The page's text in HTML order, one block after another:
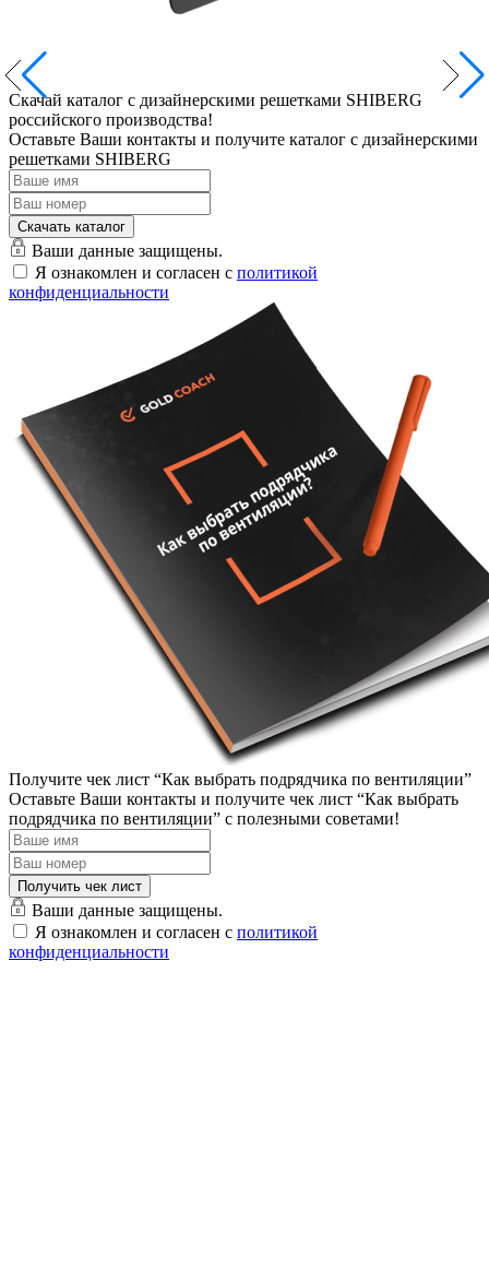
Скачай каталог с дизайнерскими решетками SHIBERG
российского производства!
Оставьте Ваши контакты и получите каталог с дизайнерскими
решетками SHIBERG
Ваши данные защищены.
Я ознакомлен и согласен с политикой
конфиденциальности
Получите чек лист “Как выбрать подрядчика по вентиляции”
Оставьте Ваши контакты и получите чек лист “Как выбрать
подрядчика по вентиляции” с полезными советами!
Ваши данные защищены.
Я ознакомлен и согласен с политикой
конфиденциальности